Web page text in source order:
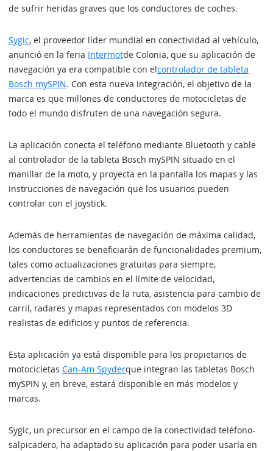
de sufrir heridas graves que los conductores de coches.
Sygic, el proveedor líder mundial en conectividad al vehículo,
anunció en la feria Intermotde Colonia, que su aplicación de
navegación ya era compatible con elcontrolador de tableta
Bosch mySPIN. Con esta nueva integración, el objetivo de la
marca es que millones de conductores de motocicletas de
todo el mundo disfruten de una navegación segura.
La aplicación conecta el teléfono mediante Bluetooth y cable
al controlador de la tableta Bosch mySPIN situado en el
manillar de la moto, y proyecta en la pantalla los mapas y las
instrucciones de navegación que los usuarios pueden
controlar con el joystick.
Además de herramientas de navegación de máxima calidad,
los conductores se beneficiarán de funcionalidades premium,
tales como actualizaciones gratuitas para siempre,
advertencias de cambios en el límite de velocidad,
indicaciones predictivas de la ruta, asistencia para cambio de
carril, radares y mapas representados con modelos 3D
realistas de edificios y puntos de referencia.
Esta aplicación ya está disponible para los propietarios de
motocicletas Can-Am Spyderque integran las tabletas Bosch
mySPIN y, en breve, estará disponible en más modelos y
marcas.
Sygic, un precursor en el campo de la conectividad teléfono-
salpicadero, ha adaptado su aplicación para poder usarla en